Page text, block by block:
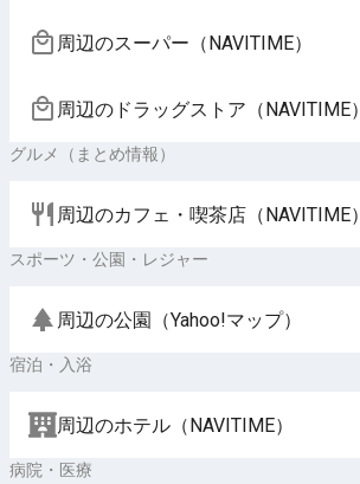
周辺のスーパー（NAVITIME）
周辺のドラッグストア（NAVITIME）
グルメ（まとめ情報）
周辺のカフェ・喫茶店（NAVITIME）
スポーツ・公園・レジャー
周辺の公園（Yahoo!マップ）
宿泊・入浴
周辺のホテル（NAVITIME）
病院・医療